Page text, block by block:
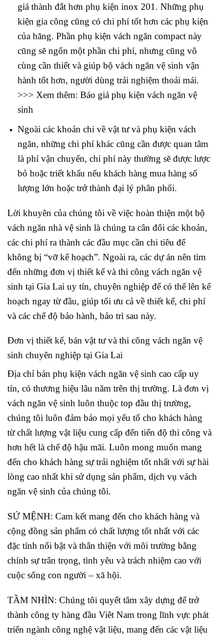
giá thành đắt hơn phụ kiện inox 201. Những phụ
kiện gia công cũng có chi phí tốt hơn các phụ kiện
của hãng. Phần phụ kiện vách ngăn compact này
cũng sẽ ngốn một phần chi phí, nhưng cũng vô
cùng cần thiết và giúp bộ vách ngăn vệ sinh vận
hành tốt hơn, người dùng trải nghiệm thoải mái.
>>> Xem thêm: Báo giá phụ kiện vách ngăn vệ
sinh
Ngoài các khoản chi về vật tư và phụ kiện vách
ngăn, những chi phí khác cũng cần được quan tâm
là phí vận chuyển, chi phí này thường sẽ được lược
bỏ hoặc triết khấu nếu khách hàng mua hàng số
lượng lớn hoặc trở thành đại lý phân phối.
Lời khuyên của chúng tôi về việc hoàn thiện một bộ
vách ngăn nhà vệ sinh là chúng ta cân đối các khoản,
các chi phí ra thành các đầu mục cần chi tiêu để
không bị “vỡ kế hoạch”. Ngoài ra, các dự án nên tìm
đến những đơn vị thiết kế và thi công vách ngăn vệ
sinh tại Gia Lai uy tín, chuyên nghiệp để có thể lên kế
hoạch ngay từ đầu, giúp tối ưu cả về thiết kế, chi phí
và các chế độ bảo hành, bảo trì sau này.
Đơn vị thiết kế, bán vật tư và thi công vách ngăn vệ
sinh chuyên nghiệp tại Gia Lai
Địa chỉ bán phụ kiện vách ngăn vệ sinh cao cấp uy
tín, có thương hiệu lâu năm trên thị trường. Là đơn vị
vách ngăn vệ sinh luôn thuộc top đầu thị trường,
chúng tôi luôn đảm bảo mọi yếu tố cho khách hàng
từ chất lượng vật liệu cung cấp đến tiến độ thi công và
hơn hết là chế độ hậu mãi. Luôn mong muốn mang
đến cho khách hàng sự trải nghiệm tốt nhất với sự hài
lòng cao nhất khi sử dụng sản phẩm, dịch vụ vách
ngăn vệ sinh của chúng tôi.
SỨ MỆNH: Cam kết mang đến cho khách hàng và
cộng đồng sản phẩm có chất lượng tốt nhất với các
đặc tính nổi bật và thân thiện với môi trường bằng
chính sự trân trọng, tình yêu và trách nhiệm cao với
cuộc sống con người – xã hội.
TẦM NHÌN: Chúng tôi quyết tâm xây dựng để trở
thành công ty hàng đầu Viêt Nam trong lĩnh vực phát
triển ngành công nghệ vật liệu, mang đến các vật liệu